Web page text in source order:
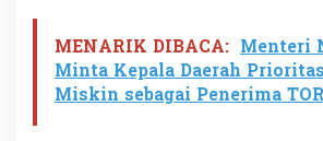
MENARIK DIBACA: Menteri
Minta Kepala Daerah
Miskin sebagai Penerima